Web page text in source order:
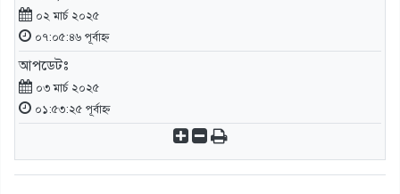
০২ মার্চ ২০২৫
০৭:০৫:৪৬ পূর্বাহ্ন
আপডেটঃ
০৩ মার্চ ২০২৫
০১:৫৩:২৫ পূর্বাহ্ন